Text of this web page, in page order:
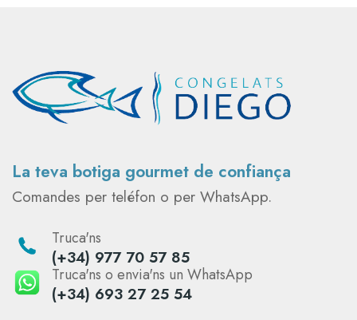
La teva botiga gourmet de confiança
Comandes per teléfon o per WhatsApp.
Truca'ns
(+34) 977 70 57 85
Truca'ns o envia'ns un WhatsApp
(+34) 693 27 25 54